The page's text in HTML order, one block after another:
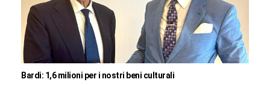
Bardi: 1,6 milioni per i nostri beni culturali